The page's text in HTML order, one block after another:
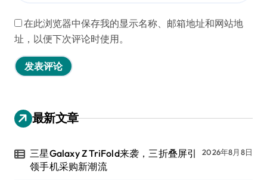
在此浏览器中保存我的显示名称、邮箱地址和网站地
址，以便下次评论时使用。
最新文章
三星Galaxy Z TriFold来袭，三折叠屏引
领手机采购新潮流
2026年8月8日